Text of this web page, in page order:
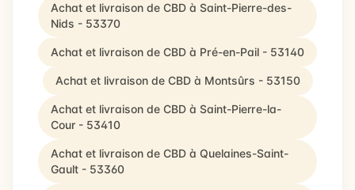
Achat et livraison de CBD à Saint-Pierre-des-
Nids - 53370
Achat et livraison de CBD à Pré-en-Pail - 53140
Achat et livraison de CBD à Montsûrs - 53150
Achat et livraison de CBD à Saint-Pierre-la-
Cour - 53410
Achat et livraison de CBD à Quelaines-Saint-
Gault - 53360